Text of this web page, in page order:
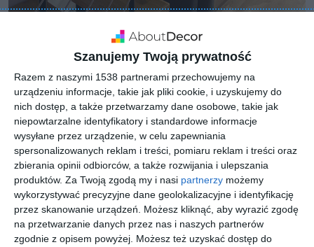
Szanujemy Twoją prywatność
Razem z naszymi 1538 partnerami przechowujemy na
urządzeniu informacje, takie jak pliki cookie, i uzyskujemy do
nich dostęp, a także przetwarzamy dane osobowe, takie jak
niepowtarzalne identyfikatory i standardowe informacje
wysyłane przez urządzenie, w celu zapewniania
spersonalizowanych reklam i treści, pomiaru reklam i treści oraz
zbierania opinii odbiorców, a także rozwijania i ulepszania
produktów. Za Twoją zgodą my i nasi partnerzy możemy
wykorzystywać precyzyjne dane geolokalizacyjne i identyfikację
przez skanowanie urządzeń. Możesz kliknąć, aby wyrazić zgodę
na przetwarzanie danych przez nas i naszych partnerów
zgodnie z opisem powyżej. Możesz też uzyskać dostęp do